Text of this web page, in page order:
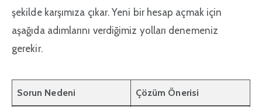
şekilde karşımıza çıkar. Yeni bir hesap açmak için
aşağıda adımlarını verdiğimiz yolları denemeniz
gerekir.
Sorun Nedeni Çözüm Önerisi